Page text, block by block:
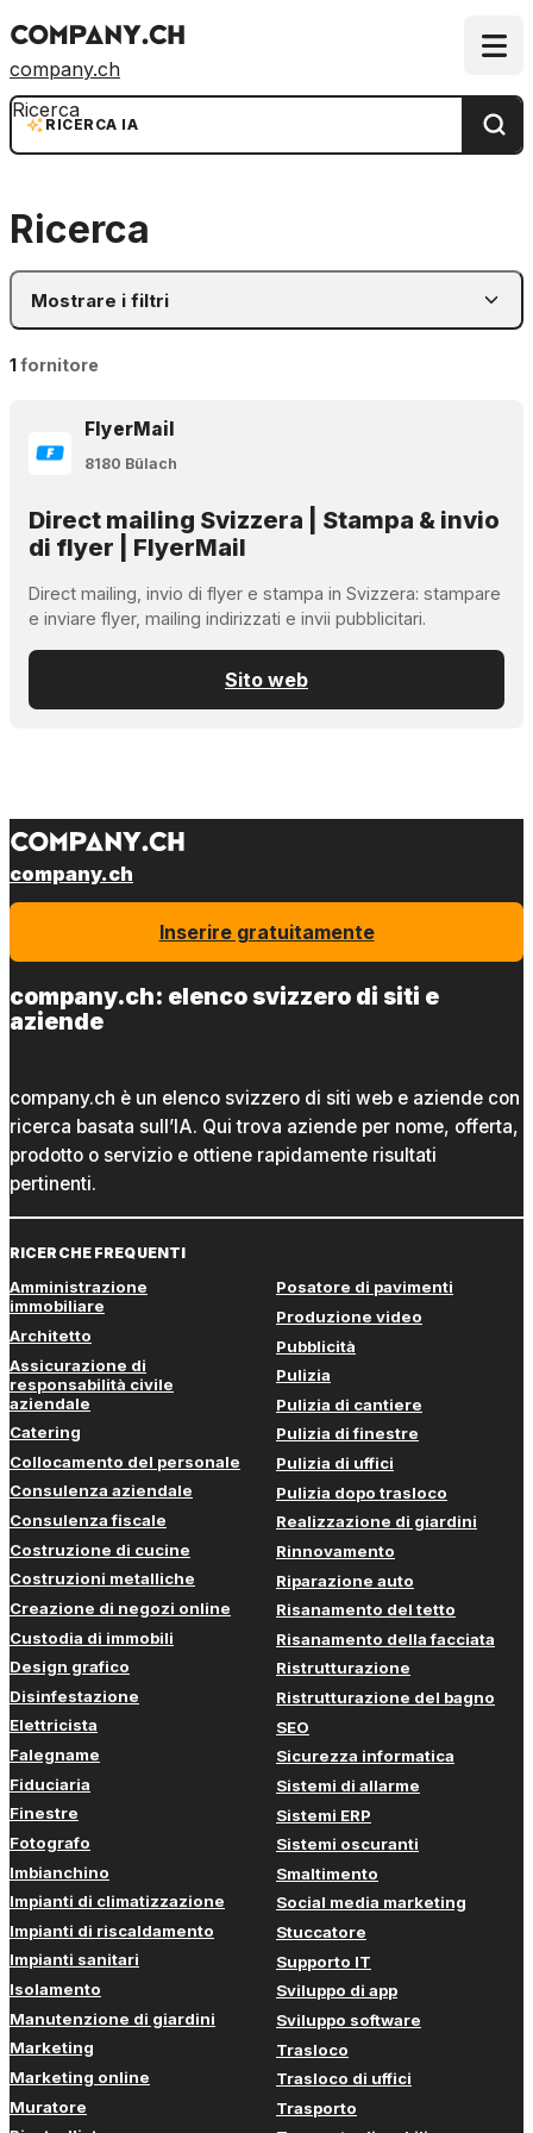
company.ch
RICERCA IA
Ricerca
Ricerca
Mostrare i filtri
1fornitore
FlyerMail
8180 Bülach
Direct mailing Svizzera | Stampa & invio
di flyer | FlyerMail
Direct mailing, invio di flyer e stampa in Svizzera: stampare
e inviare flyer, mailing indirizzati e invii pubblicitari.
Sito web
company.ch
Inserire gratuitamente
company.ch: elenco svizzero di siti e
aziende
company.ch è un elenco svizzero di siti web e aziende con
ricerca basata sull’IA. Qui trova aziende per nome, offerta,
prodotto o servizio e ottiene rapidamente risultati
pertinenti.
RICERCHE FREQUENTI
Amministrazione
immobiliare
Architetto
Assicurazione di
responsabilità civile
aziendale
Catering
Collocamento del personale
Consulenza aziendale
Consulenza fiscale
Costruzione di cucine
Costruzioni metalliche
Creazione di negozi online
Custodia di immobili
Design grafico
Disinfestazione
Elettricista
Falegname
Fiduciaria
Finestre
Fotografo
Imbianchino
Impianti di climatizzazione
Impianti di riscaldamento
Impianti sanitari
Isolamento
Manutenzione di giardini
Marketing
Marketing online
Muratore
Posatore di pavimenti
Produzione video
Pubblicità
Pulizia
Pulizia di cantiere
Pulizia di finestre
Pulizia di uffici
Pulizia dopo trasloco
Realizzazione di giardini
Rinnovamento
Riparazione auto
Risanamento del tetto
Risanamento della facciata
Ristrutturazione
Ristrutturazione del bagno
SEO
Sicurezza informatica
Sistemi di allarme
Sistemi ERP
Sistemi oscuranti
Smaltimento
Social media marketing
Stuccatore
Supporto IT
Sviluppo di app
Sviluppo software
Trasloco
Trasloco di uffici
Trasporto